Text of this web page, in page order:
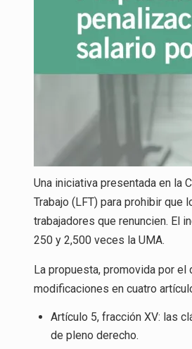
Una iniciativa presentada en la
Trabajo (LFT) para prohibir
trabajadores que renuncien. El
250 y 2,500 veces la UMA.
La propuesta, promovida por el
modificaciones en cuatro
Artículo 5, fracción XV: las
de pleno derecho.